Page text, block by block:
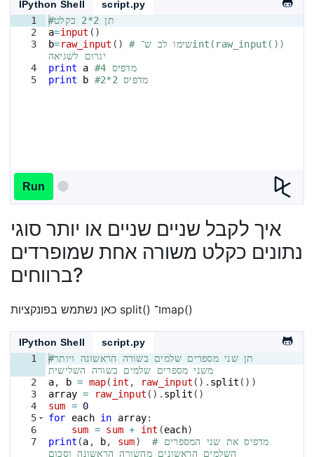
IPython Shell
script.py
1
2
3
4
5
#תן 2*2 כקלט
a=input ( )
b=raw_input ( )
# שימו לב ש־int(raw_input())
יגרום לשגיאה
print
a
#מדפיס 4
print
b #מדפיס 2*2
Run
איך לקבל שניים שניים או יותר סוגי
נתונים כקלט משורה אחת שמופרדים
ברווחים?
כאן נשתמש בפונקציות split() ו־map()
IPython Shell
script.py
1
2
3
4
5
6
7
משני מספרים שלמים בשורה השלישית
a, b = map( int , raw_input ( ) . split ( ))
array = raw_input ( ) . split ( )
sum = 0
for
each in array:
sum = sum + int (each)
print (a , b, sum)